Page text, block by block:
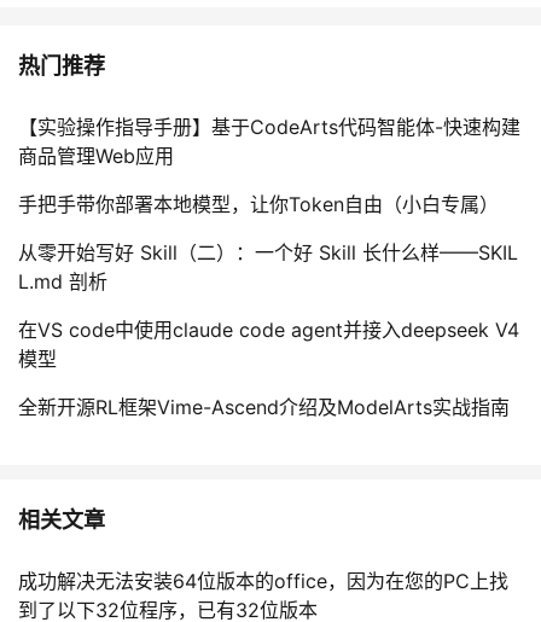
热门推荐
【实验操作指导手册】基于CodeArts代码智能体-快速构建
商品管理Web应用
手把手带你部署本地模型，让你Token自由（小白专属）
从零开始写好 Skill（二）：一个好 Skill 长什么样——SKIL
L.md 剖析
在VS code中使用claude code agent并接入deepseek V4
模型
全新开源RL框架Vime-Ascend介绍及ModelArts实战指南
相关文章
成功解决无法安装64位版本的office，因为在您的PC上找
到了以下32位程序，已有32位版本